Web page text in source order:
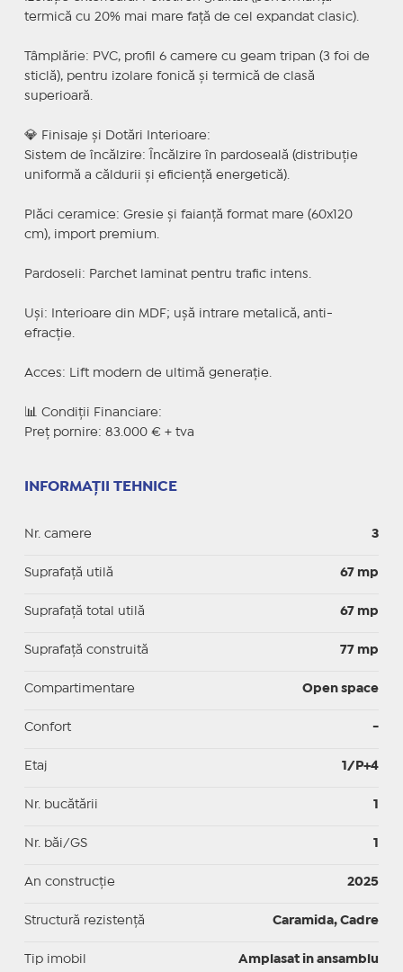
termică cu 20% mai mare față de cel expandat clasic).
Tâmplărie: PVC, profil 6 camere cu geam tripan (3 foi de
sticlă), pentru izolare fonică și termică de clasă
superioară.
💎 Finisaje și Dotări Interioare:
Sistem de încălzire: Încălzire în pardoseală (distribuție
uniformă a căldurii și eficiență energetică).
Plăci ceramice: Gresie și faianță format mare (60x120
cm), import premium.
Pardoseli: Parchet laminat pentru trafic intens.
Uși: Interioare din MDF; ușă intrare metalică, anti-
efracție.
Acces: Lift modern de ultimă generație.
📊 Condiții Financiare:
Preț pornire: 83.000 € + tva
INFORMAȚII TEHNICE
Nr. camere 3
Suprafaţă utilă 67 mp
Suprafaţă total utilă 67 mp
Suprafaţă construită 77 mp
Compartimentare Open space
Confort -
Etaj 1/P+4
Nr. bucătării 1
Nr. băi/GS 1
An construcție 2025
Structură rezistență Caramida, Cadre
Tip imobil
Amplasat in ansamblu